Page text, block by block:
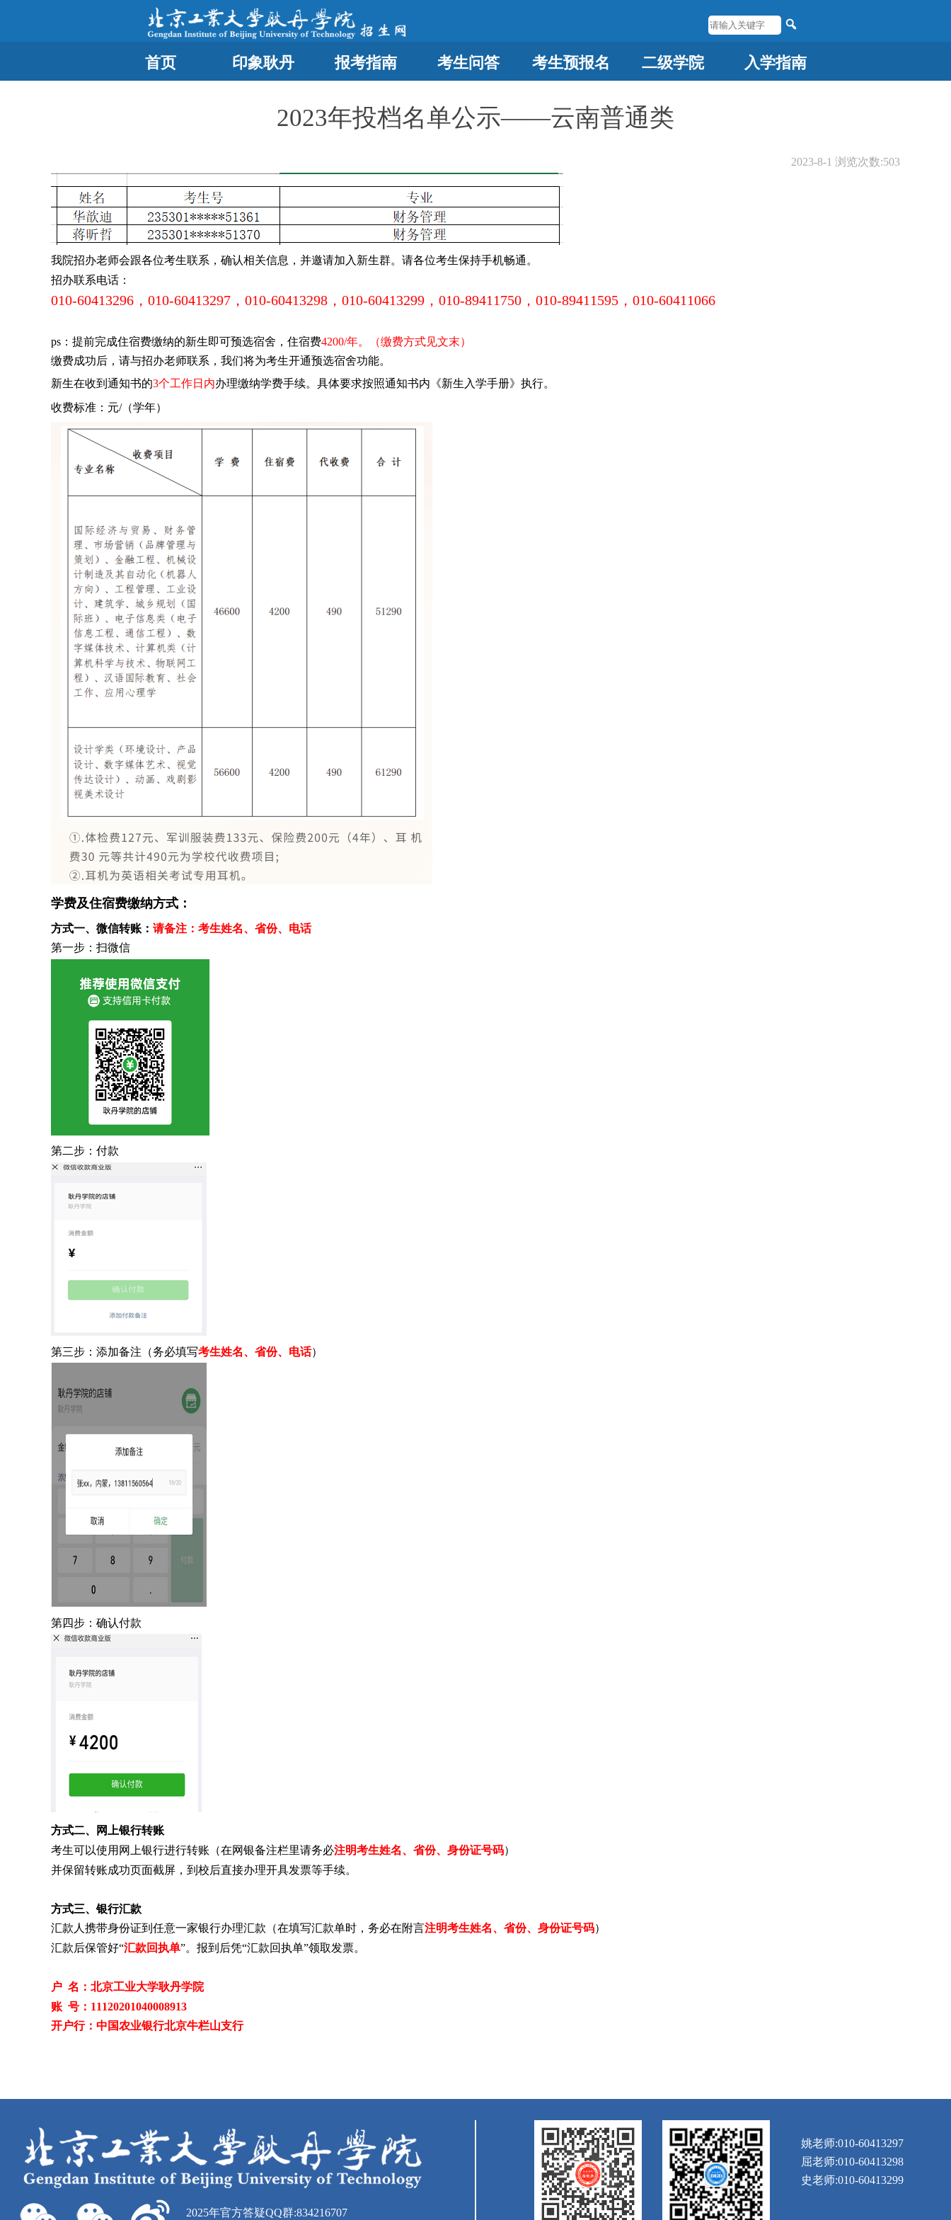
首页 印象耿丹 报考指南 考生问答 考生预报名 二级学院 入学指南
2023年投档名单公示——云南普通类
2023-8-1 浏览次数:503
我院招办老师会跟各位考生联系，确认相关信息，并邀请加入新生群。请各位考生保持手机畅通。
招办联系电话：
010-60413296，010-60413297，010-60413298，010-60413299，010-89411750，010-89411595，010-60411066
ps：提前完成住宿费缴纳的新生即可预选宿舍，住宿费4200/年。（缴费方式见文末）
缴费成功后，请与招办老师联系，我们将为考生开通预选宿舍功能。
新生在收到通知书的3个工作日内办理缴纳学费手续。具体要求按照通知书内《新生入学手册》执行。
收费标准：元/（学年）
学费及住宿费缴纳方式：
方式一、微信转账： 请备注：考生姓名、 省份、 电话
第一步：扫微信
第二步：付款
第三步：添加备注（务必填写考生姓名、 省份、 电话）
第四步：确认付款
方式二、网上银行转账
考生可以使用网上银行进行转账（在网银备注栏里请务必注明考生姓名、 省份、身份证号码）
并保留转账成功页面截屏，到校后直接办理开具发票等手续。
方式三、银行汇款
汇款人携带身份证到任意一家银行办理汇款（在填写汇款单时，务必在附言注明考生姓名、 省份、身份证号码）
汇款后保管好“汇款回执单”。报到后凭“汇款回执单”领取发票。
户 名：北京工业大学耿丹学院
账 号：11120201040008913
开户行：中国农业银行北京牛栏山支行
2025年官方答疑QQ群:834216707
姚老师:010-60413297
屈老师:010-60413298
史老师:010-60413299